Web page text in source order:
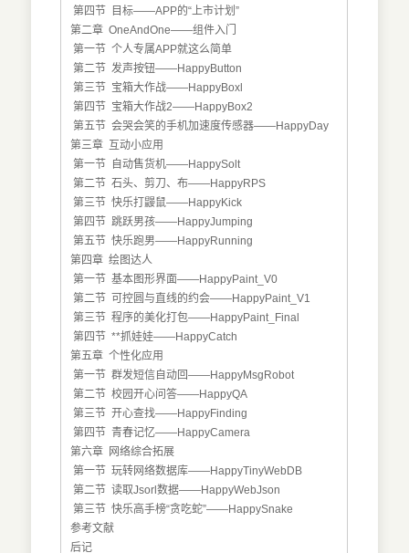
第四节 目标——APP的“上市计划”
第二章 OneAndOne——组件入门
第一节 个人专属APP就这么简单
第二节 发声按钮——HappyButton
第三节 宝箱大作战——HappyBoxl
第四节 宝箱大作战2——HappyBox2
第五节 会哭会笑的手机加速度传感器——HappyDay
第三章 互动小应用
第一节 自动售货机——HappySolt
第二节 石头、剪刀、布——HappyRPS
第三节 快乐打鼹鼠——HappyKick
第四节 跳跃男孩——HappyJumping
第五节 快乐跑男——HappyRunning
第四章 绘图达人
第一节 基本图形界面——HappyPaint_V0
第二节 可控圆与直线的约会——HappyPaint_V1
第三节 程序的美化打包——HappyPaint_Final
第四节 **抓娃娃——HappyCatch
第五章 个性化应用
第一节 群发短信自动回——HappyMsgRobot
第二节 校园开心问答——HappyQA
第三节 开心查找——HappyFinding
第四节 青春记忆——HappyCamera
第六章 网络综合拓展
第一节 玩转网络数据库——HappyTinyWebDB
第二节 读取Jsorl数据——HappyWebJson
第三节 快乐高手榜“贪吃蛇”——HappySnake
参考文献
后记